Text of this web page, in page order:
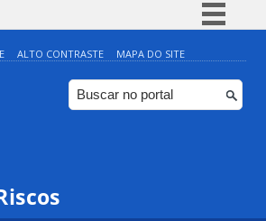
Simplifique!
Comunica BR
Participe
ALTO CONTRASTE MAPA DO SITE